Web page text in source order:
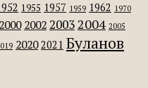
1955 1957 1959 1962 1970
2000 2002 20032004 2005
2020 2021 Буланов